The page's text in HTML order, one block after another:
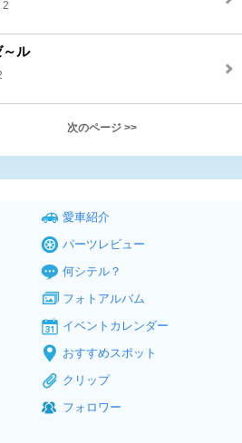
2
～ル
次のページ >>
愛車紹介
パーツレビュー
何シテル？
フォトアルバム
イベントカレンダー
おすすめスポット
クリップ
フォロワー